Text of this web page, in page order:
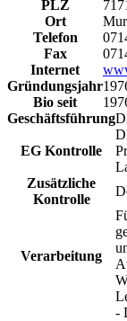
PLZ
Ort
Telefon
Fax
Internet
Gründungsjahr
Bio seit
Geschäftsführung
EG Kontrolle
Zusätzliche
Kontrolle
Verarbeitung
-